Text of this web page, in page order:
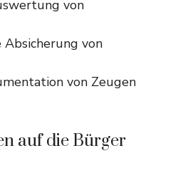
von
Absicherung von
von Zeugen
auf die Bürger